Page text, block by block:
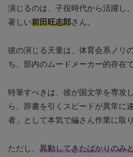
演じるのは、子役時代から活躍し
著しい前田旺志郎さん。
彼の演じる天童は、体育会系ノリ
ち、部内のムードメーカー的存在で
特筆すべきは、彼が国文学を専攻
ら、辞書を引くスピードが異常に
者」として本気で編さん作業に取
ただし、 異動してきたばかりのみ